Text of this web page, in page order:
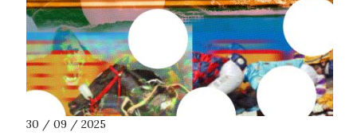
30 / 09 / 2025